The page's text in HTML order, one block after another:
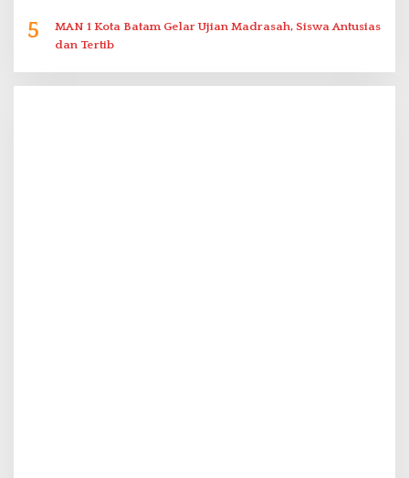
5
MAN 1 Kota Batam Gelar Ujian Madrasah, Siswa Antusias
dan Tertib